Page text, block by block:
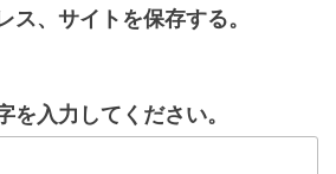
ス、サイトを保存する。
を入力してください。